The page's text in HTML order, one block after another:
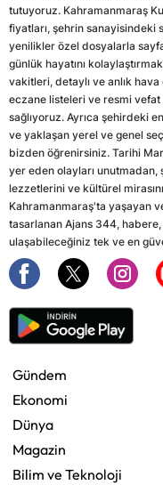
tutuyoruz. Kahramanmaraş
fiyatları, şehrin sanayisindeki
yenilikler özel dosyalarla
günlük hayatını
vakitleri, detaylı ve anlık
eczane listeleri ve resmi vefat
sağlıyoruz. Ayrıca şehirdeki
ve yaklaşan yerel ve genel
bizden öğrenirsiniz. Tarihi
yer eden olayları
lezzetlerini ve kültürel
Kahramanmaraş'ta yaşayan
tasarlanan Ajans 344, habere,
ulaşabileceğiniz tek ve en
Gündem
Ekonomi
Dünya
Magazin
Bilim ve Teknoloji